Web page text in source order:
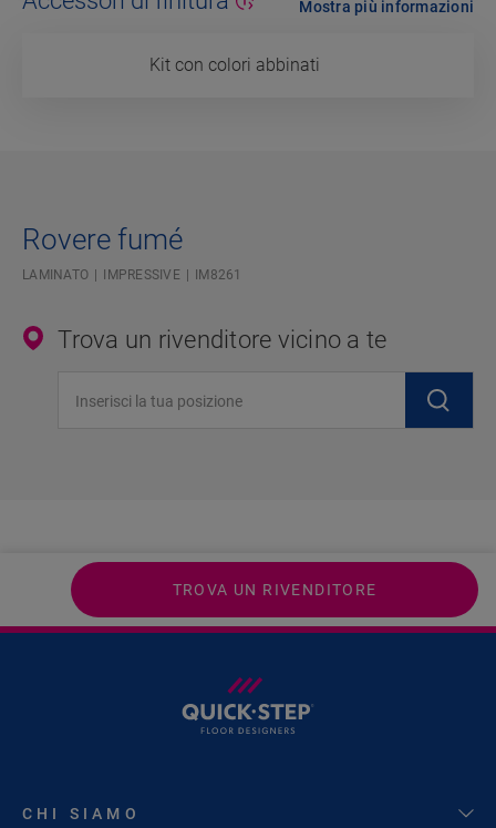
Kit con colori abbinati
Mostra più informazioni
Rovere fumé
LAMINATO IMPRESSIVE IM8261
Trova un rivenditore vicino a te
TROVA UN RIVENDITORE
CHI SIAMO